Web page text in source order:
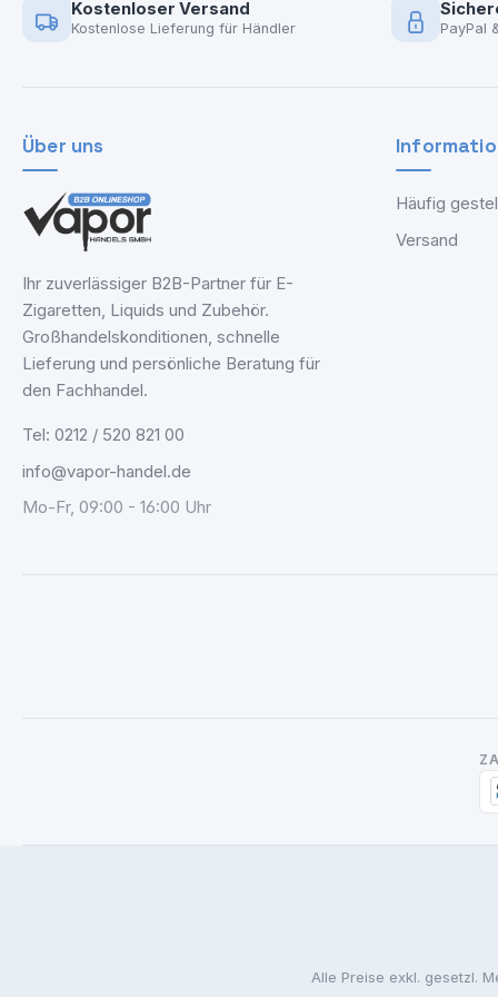
Kostenloser Versand
Kostenlose Lieferung für Händler PayPal
Über uns
Ihr zuverlässiger B2B-Partner für E-
Zigaretten, Liquids und Zubehör.
Großhandelskonditionen, schnelle
Lieferung und persönliche Beratung für
den Fachhandel.
Tel: 0212 / 520 821 00
info@vapor-handel.de
Mo-Fr, 09:00 - 16:00 Uhr
Häufig
Versand
Alle Preise exkl. gesetzl.